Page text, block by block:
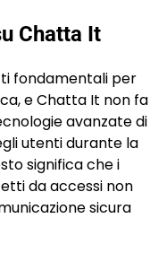
Chatta It
fondamentali per
e Chatta It non fa
avanzate di
utenti durante la
significa che i
da accessi non
sicura